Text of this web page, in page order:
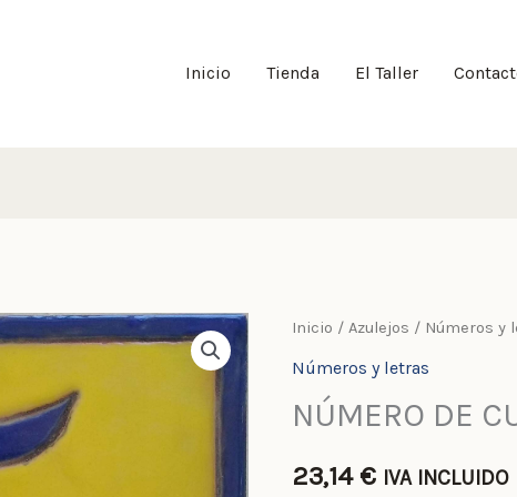
Inicio Tienda El Taller
Inicio /Azulejos / Números y
Números y letras
NÚMERO DE
23,14€ IVA INCLUIDO
NÚMERO
DE
CUERDA
SECA